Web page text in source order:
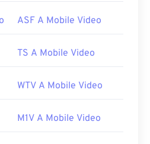
wiki/Xvid
ASF A Mobile Video
TS A Mobile Video
WTV A Mobile Video
M1V A Mobile Video